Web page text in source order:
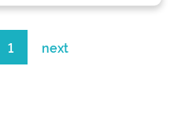
1 next